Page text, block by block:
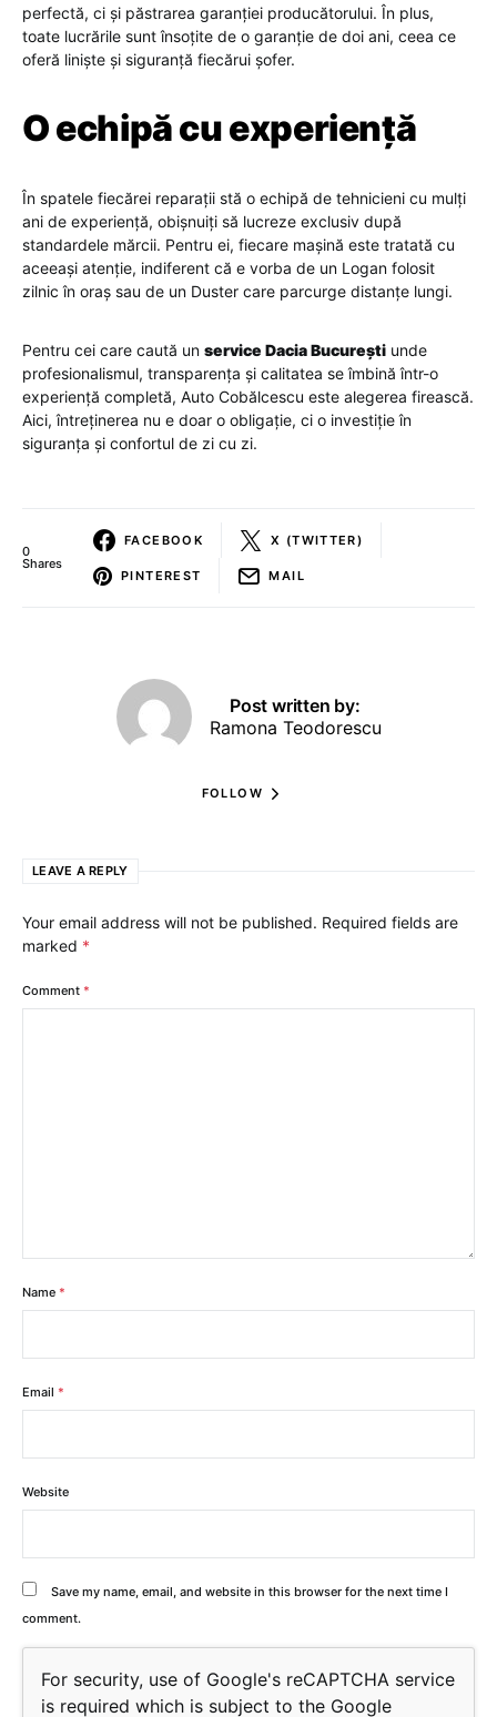
perfectă, ci și păstrarea garanției producătorului. În plus,
toate lucrările sunt însoțite de o garanție de doi ani, ceea ce
oferă liniște și siguranță fiecărui șofer.
O echipă cu experiență
În spatele fiecărei reparații stă o echipă de tehnicieni cu mulți
ani de experiență, obișnuiți să lucreze exclusiv după
standardele mărcii. Pentru ei, fiecare mașină este tratată cu
aceeași atenție, indiferent că e vorba de un Logan folosit
zilnic în oraș sau de un Duster care parcurge distanțe lungi.
Pentru cei care caută un service Dacia București unde
profesionalismul, transparența și calitatea se îmbină într-o
experiență completă, Auto Cobălcescu este alegerea firească.
Aici, întreținerea nu e doar o obligație, ci o investiție în
siguranța și confortul de zi cu zi.
0
Shares
FACEBOOK X (TWITTER)
PINTEREST MAIL
Post written by:
Ramona Teodorescu
FOLLOW
LEAVE A REPLY
Your email address will not be published. Required fields are
marked *
Comment *
Name *
Email *
Website
Save my name, email, and website in this browser for the next time I
comment.
For security, use of Google's reCAPTCHA service
is required which is subject to the Google